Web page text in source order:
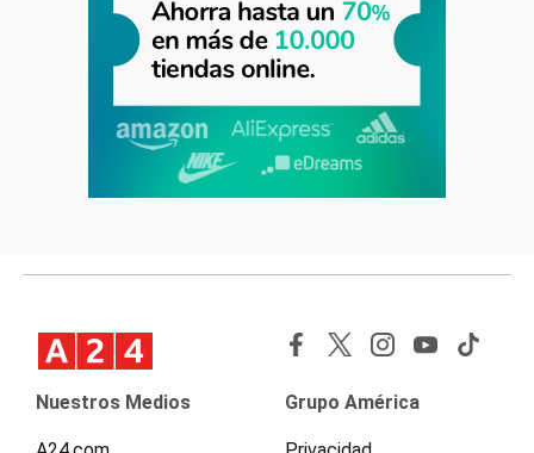
Nuestros Medios Grupo América